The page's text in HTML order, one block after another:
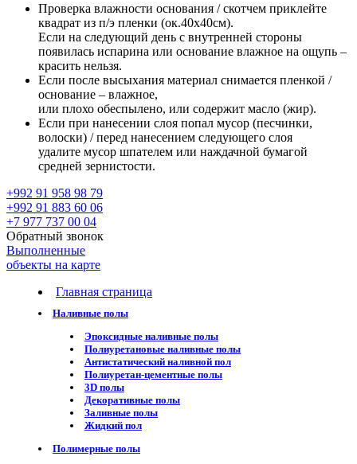
Проверка влажности основания / скотчем приклейте
квадрат из п/э пленки (ок.40х40см).
Если на следующий день с внутренней стороны
появилась испарина или основание влажное на ощупь –
красить нельзя.
Если после высыхания материал снимается пленкой /
основание – влажное,
или плохо обеспылено, или содержит масло (жир).
Если при нанесении слоя попал мусор (песчинки,
волоски) / перед нанесением следующего слоя
удалите мусор шпателем или наждачной бумагой
средней зернистости.
+992 91 958 98 79
+992 91 883 60 06
+7 977 737 00 04
Обратный звонок
Выполненные
объекты на карте
Главная страница
Наливные полы
Эпоксидные наливные полы
Полиуретановые наливные полы
Антистатический наливной пол
Полиуретан-цементные полы
3D полы
Декоративные полы
Заливные полы
Жидкий пол
Полимерные полы